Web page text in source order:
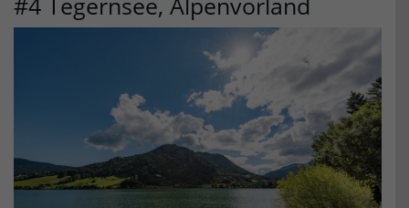
#4 Tegernsee, Alpenvorland